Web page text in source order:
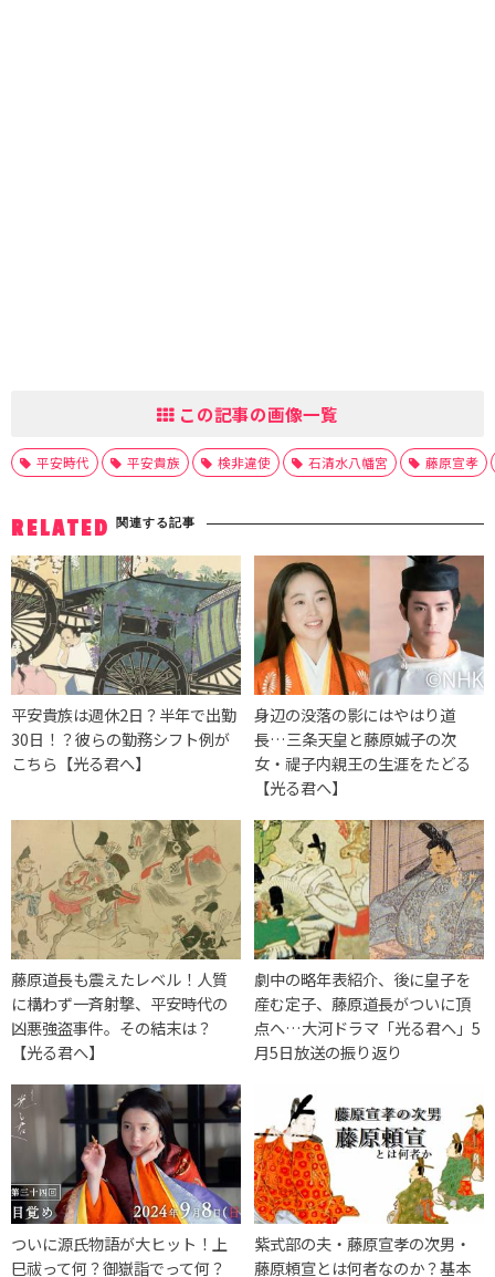
この記事の画像一覧
平安時代 平安貴族 検非違使 石清水八幡宮 藤原宣孝
RELATED 関連する記事
平安貴族は週休2日？半年で出勤
30日！？彼らの勤務シフト例が
こちら【光る君へ】
身辺の没落の影にはやはり道
長…三条天皇と藤原娍子の次
女・禔子内親王の生涯をたどる
【光る君へ】
藤原道長も震えたレベル！人質
に構わず一斉射撃、平安時代の
凶悪強盗事件。その結末は？
【光る君へ】
劇中の略年表紹介、後に皇子を
産む定子、藤原道長がついに頂
点へ…大河ドラマ「光る君へ」5
月5日放送の振り返り
ついに源氏物語が大ヒット！上
巳祓って何？御嶽詣でって何？
紫式部の夫・藤原宣孝の次男・
藤原頼宣とは何者なのか？基本